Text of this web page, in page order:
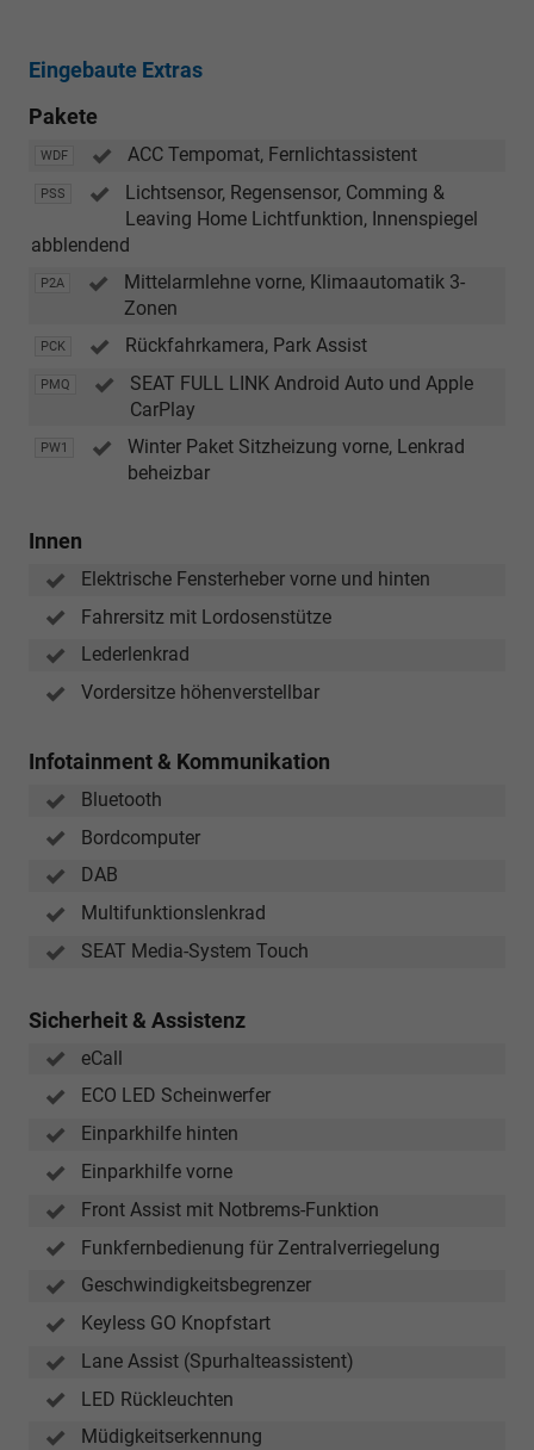
Eingebaute Extras
Pakete
WDF ACC Tempomat, Fernlichtassistent
PSS
Lichtsensor, Regensensor, Comming &
Leaving Home Lichtfunktion, Innenspiegel
abblendend
P2A
Mittelarmlehne vorne, Klimaautomatik 3-
Zonen
PCK Rückfahrkamera, Park Assist
PMQ
SEAT FULL LINK Android Auto und Apple
CarPlay
PW1
Winter Paket Sitzheizung vorne, Lenkrad
beheizbar
Innen
Elektrische Fensterheber vorne und hinten
Fahrersitz mit Lordosenstütze
Lederlenkrad
Vordersitze höhenverstellbar
Infotainment & Kommunikation
Bluetooth
Bordcomputer
DAB
Multifunktionslenkrad
SEAT Media-System Touch
Sicherheit & Assistenz
eCall
ECO LED Scheinwerfer
Einparkhilfe hinten
Einparkhilfe vorne
Front Assist mit Notbrems-Funktion
Funkfernbedienung für Zentralverriegelung
Geschwindigkeitsbegrenzer
Keyless GO Knopfstart
Lane Assist (Spurhalteassistent)
LED Rückleuchten
Müdigkeitserkennung